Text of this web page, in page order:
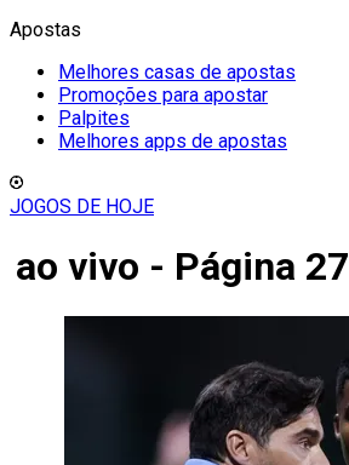
Apostas
Melhores casas de apostas
Promoções para apostar
Palpites
Melhores apps de apostas
JOGOS DE HOJE
ao vivo - Página 27